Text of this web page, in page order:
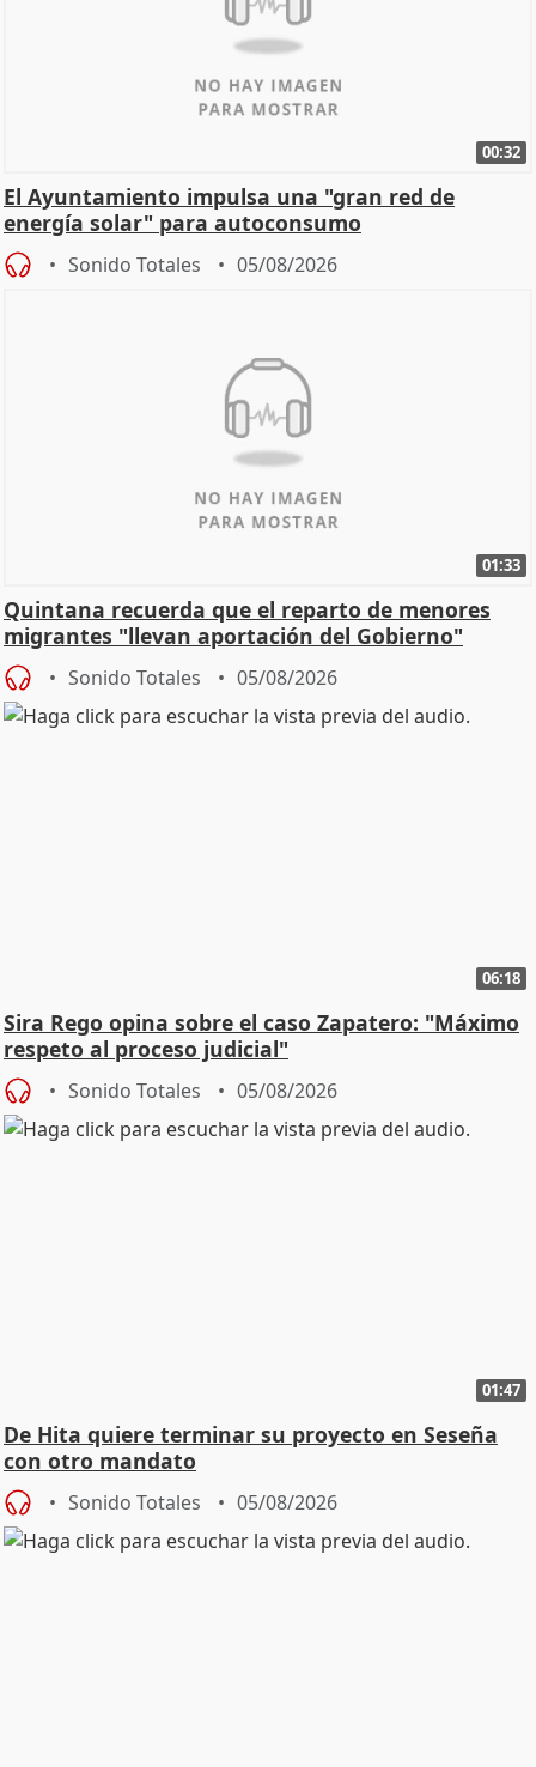
00:32
El Ayuntamiento impulsa una "gran red de
energía solar" para autoconsumo
Sonido Totales 05/08/2026
01:33
Quintana recuerda que el reparto de menores
migrantes "llevan aportación del Gobierno"
central
Sonido Totales 05/08/2026
06:18
Sira Rego opina sobre el caso Zapatero: "Máximo
respeto al proceso judicial"
Sonido Totales 05/08/2026
01:47
De Hita quiere terminar su proyecto en Seseña
con otro mandato
Sonido Totales 05/08/2026